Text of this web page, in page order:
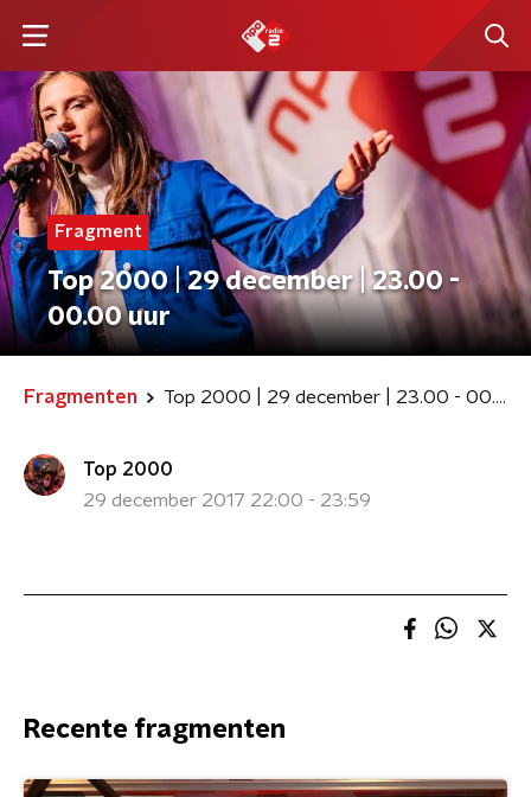
Fragment
Top 2000 | 29 december | 23.00 -
00.00 uur
Fragmenten Top 2000 | 29 december | 23.00 - 00.00 uur
Top 2000
29 december 2017 22:00 - 23:59
Recente fragmenten